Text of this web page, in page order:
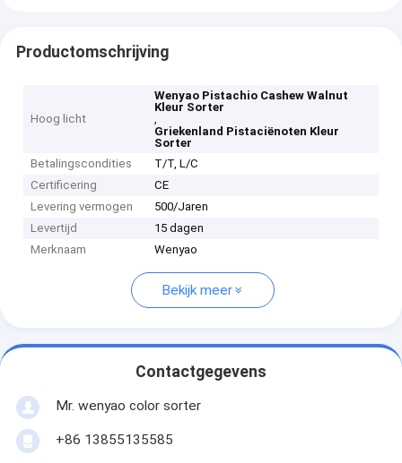
Productomschrijving
Hoog licht
Wenyao Pistachio Cashew Walnut
Kleur Sorter
,
Griekenland Pistaciënoten Kleur
Sorter
Betalingscondities
T/T, L/C
Certificering
CE
Levering vermogen
500/Jaren
Levertijd
15 dagen
Merknaam
Wenyao
Bekijk meer
Contactgegevens
Mr. wenyao color sorter
+86 13855135585